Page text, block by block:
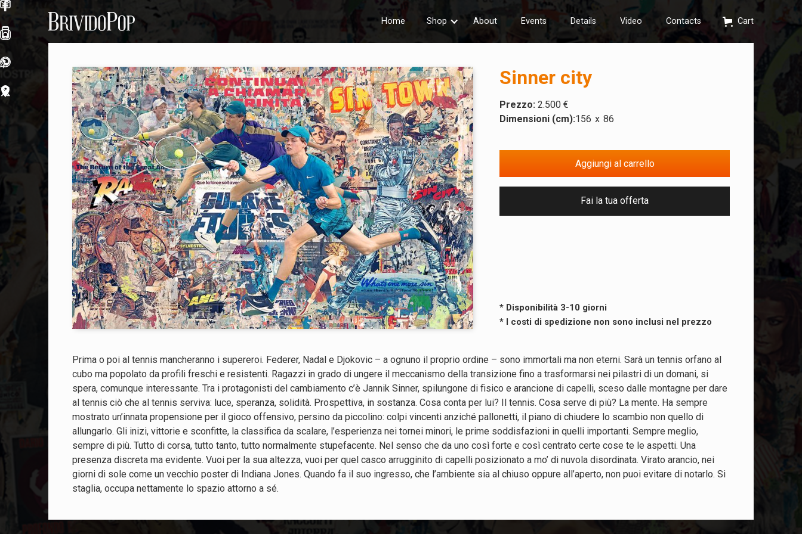
Home Shop About Events Details Video Contacts Cart
Sinner city
Prezzo:2.500 €
Dimensioni (cm):156 x 86
Fai la tua offerta
* Disponibilità 3-10 giorni
* I costi di spedizione non sono inclusi nel prezzo
Prima o poi al tennis mancheranno i supereroi. Federer, Nadal e Djokovic – a ognuno il proprio ordine – sono immortali ma non eterni. Sarà un tennis orfano al
cubo ma popolato da profili freschi e resistenti. Ragazzi in grado di ungere il meccanismo della transizione fino a trasformarsi nei pilastri di un domani, si
spera, comunque interessante. Tra i protagonisti del cambiamento c’è Jannik Sinner, spilungone di fisico e arancione di capelli, sceso dalle montagne per dare
al tennis ciò che al tennis serviva: luce, speranza, solidità. Prospettiva, in sostanza. Cosa conta per lui? Il tennis. Cosa serve di più? La mente. Ha sempre
mostrato un’innata propensione per il gioco offensivo, persino da piccolino: colpi vincenti anziché pallonetti, il piano di chiudere lo scambio non quello di
allungarlo. Gli inizi, vittorie e sconfitte, la classifica da scalare, l’esperienza nei tornei minori, le prime soddisfazioni in quelli importanti. Sempre meglio,
sempre di più. Tutto di corsa, tutto tanto, tutto normalmente stupefacente. Nel senso che da uno così forte e così centrato certe cose te le aspetti. Una
presenza discreta ma evidente. Vuoi per la sua altezza, vuoi per quel casco arrugginito di capelli posizionato a mo’ di nuvola disordinata. Virato arancio, nei
giorni di sole come un vecchio poster di Indiana Jones. Quando fa il suo ingresso, che l’ambiente sia al chiuso oppure all’aperto, non puoi evitare di notarlo. Si
staglia, occupa nettamente lo spazio attorno a sé.